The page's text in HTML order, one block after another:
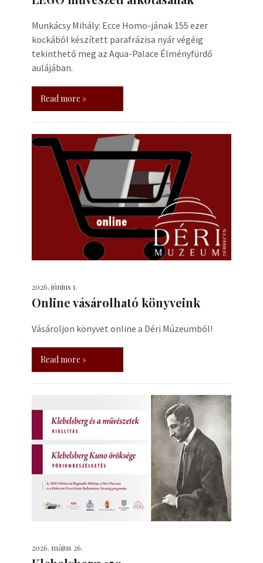
Munkácsy Mihály: Ecce Homo-jának 155 ezer
kockából készített parafrázisa nyár végéig
tekinthető meg az Aqua-Palace Élményfürdő
aulájában.
Read more »
2026. június 1.
Online vásárolható könyveink
Vásároljon könyvet online a Déri Múzeumból!
Read more »
2026. május 26.